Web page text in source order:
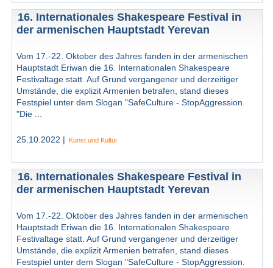
16. Internationales Shakespeare Festival in
der armenischen Hauptstadt Yerevan
Vom 17.-22. Oktober des Jahres fanden in der armenischen
Hauptstadt Eriwan die 16. Internationalen Shakespeare
Festivaltage statt. Auf Grund vergangener und derzeitiger
Umstände, die explizit Armenien betrafen, stand dieses
Festspiel unter dem Slogan "SafeCulture - StopAggression.
"Die ...
25.10.2022 | Kunst und Kultur
16. Internationales Shakespeare Festival in
der armenischen Hauptstadt Yerevan
Vom 17.-22. Oktober des Jahres fanden in der armenischen
Hauptstadt Eriwan die 16. Internationalen Shakespeare
Festivaltage statt. Auf Grund vergangener und derzeitiger
Umstände, die explizit Armenien betrafen, stand dieses
Festspiel unter dem Slogan "SafeCulture - StopAggression.